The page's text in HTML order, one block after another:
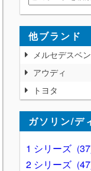
他ブランド
メルセデスベ
アウディ
トヨタ
ガソリン/デ
1 シリーズ
37
2 シリーズ
47